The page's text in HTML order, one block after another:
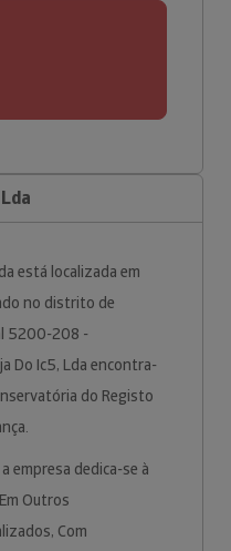
está localizada em
no distrito de
5200-208 -
Do Ic5, Lda encontra-
do Registo
empresa dedica-se à
Outros
Com